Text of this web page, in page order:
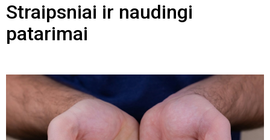
Straipsniai ir naudingi
patarimai